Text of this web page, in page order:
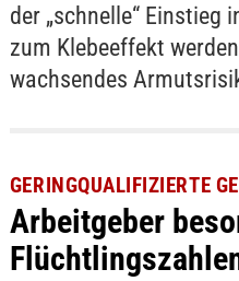
der „schnelle“ Einstieg
zum Klebeeffekt
wachsendes
GERINGQUALIFIZIERTE
Arbeitgeber